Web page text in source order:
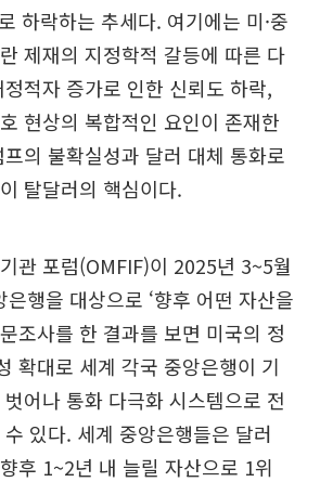
하락하는 추세다. 여기에는 미·중
제재의 지정학적 갈등에 따른 다
적자 증가로 인한 신뢰도 하락,
현상의 복합적인 요인이 존재한
의 불확실성과 달러 대체 통화로
탈달러의 핵심이다.
관 포럼(OMFIF)이 2025년 3~5월
행을 대상으로 ‘향후 어떤 자산을
조사를 한 결과를 보면 미국의 정
확대로 세계 각국 중앙은행이 기
어나 통화 다극화 시스템으로 전
있다. 세계 중앙은행들은 달러
후 1~2년 내 늘릴 자산으로 1위